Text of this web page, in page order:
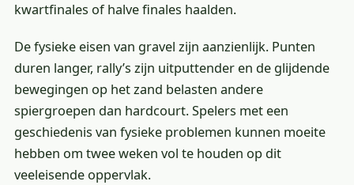
kwartfinales of halve finales haalden.
De fysieke eisen van gravel zijn aanzienlijk. Punten
duren langer, rally’s zijn uitputtender en de glijdende
bewegingen op het zand belasten andere
spiergroepen dan hardcourt. Spelers met een
geschiedenis van fysieke problemen kunnen moeite
hebben om twee weken vol te houden op dit
veeleisende oppervlak.